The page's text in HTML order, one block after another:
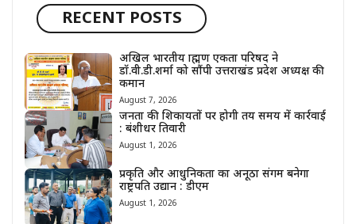
RECENT POSTS
अखिल भारतीय ब्राह्मण एकता परिषद ने
डॉ.वी.डी.शर्मा को सौंपी उत्तराखंड प्रदेश अध्यक्ष की
कमान
August 7, 2026
जनता की शिकायतों पर होगी तय समय में कार्रवाई
: बंशीधर तिवारी
August 1, 2026
प्रकृति और आधुनिकता का अनूठा संगम बनेगा
राष्ट्रपति उद्यान : डीएम
August 1, 2026